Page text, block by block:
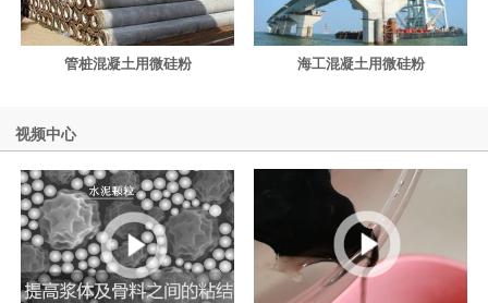
管桩混凝土用微硅粉 海工混凝土用微硅粉
视频中心